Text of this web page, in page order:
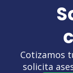
Cotizamos
solicita